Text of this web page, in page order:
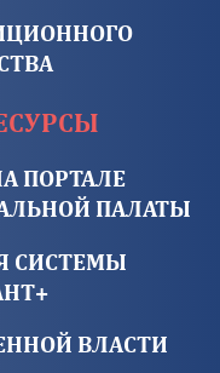
ПОРТАЛЕ
ПАЛАТЫ
СИСТЕМЫ
ВЛАСТИ